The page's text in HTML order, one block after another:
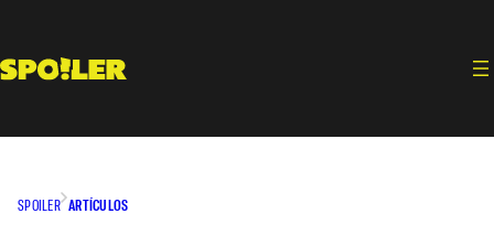
contenido
SPOILER ARTÍCULOS